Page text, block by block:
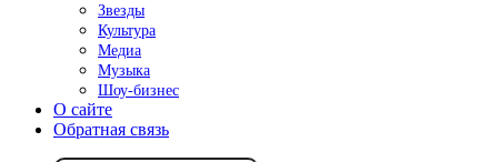
Звезды
Культура
Медиа
Музыка
Шоу-бизнес
О сайте
Обратная связь